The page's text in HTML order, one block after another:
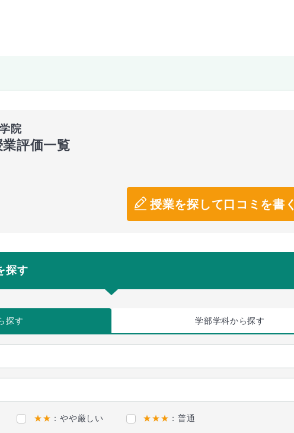
院
業評価一覧
授業を探して口コミを書く
探す
探す 学部学科から探す
★★ ：やや厳しい ★★★ ：普通